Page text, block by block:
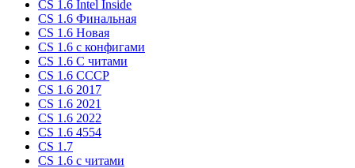
CS 1.6 Intel Inside
CS 1.6 Финальная
CS 1.6 Новая
CS 1.6 с конфигами
CS 1.6 С читами
CS 1.6 CCCP
CS 1.6 2017
CS 1.6 2021
CS 1.6 2022
CS 1.6 4554
CS 1.7
CS 1.6 с читами